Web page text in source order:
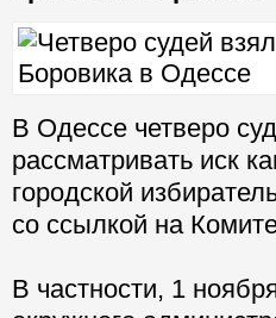
В Одессе четверо
рассматривать иск
городской
со ссылкой на
В частности, 1